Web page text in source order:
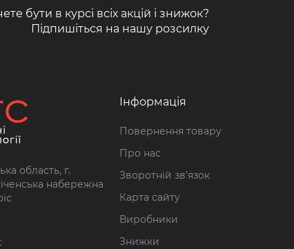
бути в курсі всіх акцій і знижок?
Підпишіться на нашу розсилку
область, г.
набережна
Інформація
Повернення товару
Про нас
Зворотній зв’язок
Карта сайту
Виробники
Знижки